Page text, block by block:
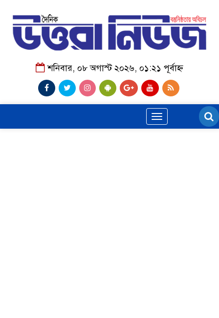
শনিবার, ০৮ অগাস্ট ২০২৬, ০১:২১ পূর্বাহ্ন
Toggle
navigation